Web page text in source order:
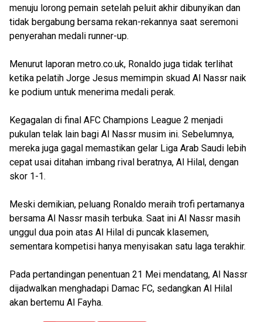
menuju lorong pemain setelah peluit akhir dibunyikan dan
tidak bergabung bersama rekan-rekannya saat seremoni
penyerahan medali runner-up.
Menurut laporan metro.co.uk, Ronaldo juga tidak terlihat
ketika pelatih Jorge Jesus memimpin skuad Al Nassr naik
ke podium untuk menerima medali perak.
Kegagalan di final AFC Champions League 2 menjadi
pukulan telak lain bagi Al Nassr musim ini. Sebelumnya,
mereka juga gagal memastikan gelar Liga Arab Saudi lebih
cepat usai ditahan imbang rival beratnya, Al Hilal, dengan
skor 1-1.
Meski demikian, peluang Ronaldo meraih trofi pertamanya
bersama Al Nassr masih terbuka. Saat ini Al Nassr masih
unggul dua poin atas Al Hilal di puncak klasemen,
sementara kompetisi hanya menyisakan satu laga terakhir.
Pada pertandingan penentuan 21 Mei mendatang, Al Nassr
dijadwalkan menghadapi Damac FC, sedangkan Al Hilal
akan bertemu Al Fayha.